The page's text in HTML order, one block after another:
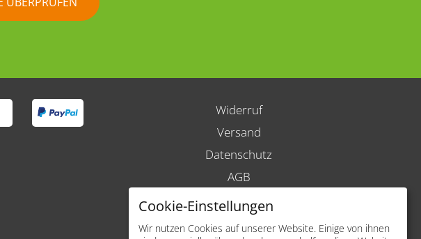
Widerruf
Versand
Datenschutz
AGB
Impressum
Barrierefreiheit
Cookie-Einstellungen
Wir nutzen Cookies auf unserer Website. Einige von ihnen